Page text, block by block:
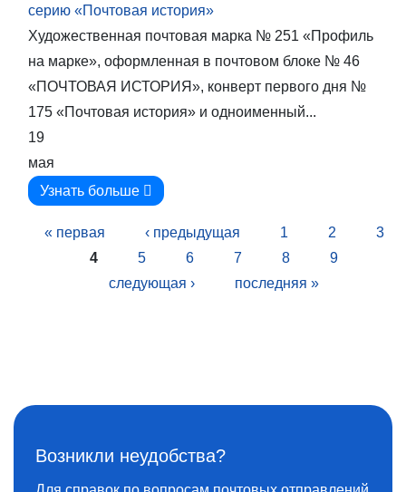
серию «Почтовая история»
Художественная почтовая марка № 251 «Профиль
на марке», оформленная в почтовом блоке № 46
«ПОЧТОВАЯ ИСТОРИЯ», конверт первого дня №
175 «Почтовая история» и одноименный...
19
мая
Узнать больше
« первая ‹ предыдущая 1 2
3
4
5 6 7 8
9
следующая ›
последняя »
Возникли неудобства?